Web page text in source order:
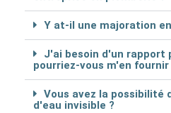
Y at-il une majoration
J'ai besoin d'un rapport
pourriez-vous m'en fournir
Vous avez la possibilité
d'eau invisible ?